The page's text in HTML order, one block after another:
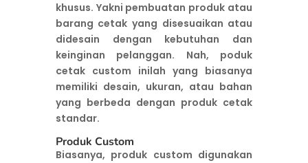
khusus. Yakni pembuatan produk atau
barang cetak yang disesuaikan atau
didesain dengan kebutuhan dan
keinginan pelanggan. Nah, poduk
cetak custom inilah yang biasanya
memiliki desain, ukuran, atau bahan
yang berbeda dengan produk cetak
standar.
Produk Custom
Biasanya, produk custom digunakan